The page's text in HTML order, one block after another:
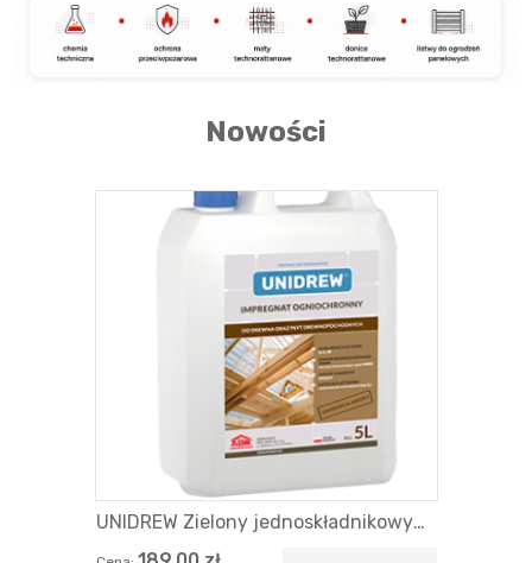
Nowości
UNIDREW Zielony jednoskładnikowy